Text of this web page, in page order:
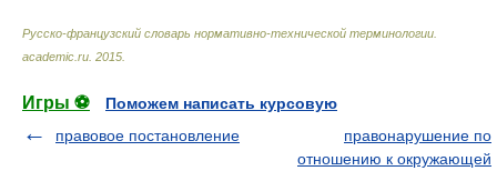
Русско-французский словарь нормативно-технической терминологии
academic.ru 2015
Игры ⚽
Поможем написать курсовую
правовое постановление
правонарушение по
отношению к окружающей